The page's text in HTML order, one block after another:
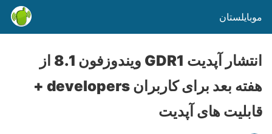
موبایلستان
انتشار آپدیت GDR1 ویندوزفون 8.1 از
هفته بعد برای کاربران developers +
قابلیت های آپدیت